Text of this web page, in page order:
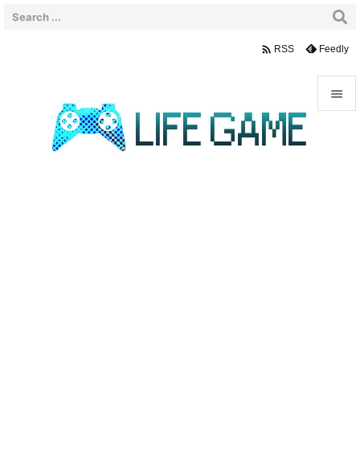

 RSS Feedly